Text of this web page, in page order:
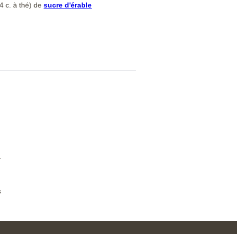
c. à thé) de sucre d'érable